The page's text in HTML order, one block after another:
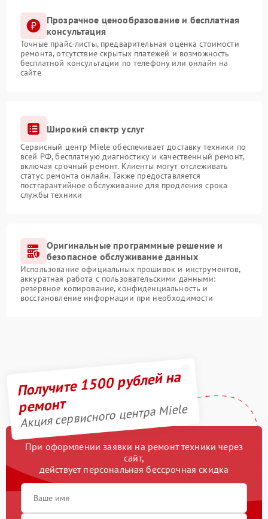
Прозрачное ценообразование и бесплатная
консультация
Точные прайс-листы, предварительная оценка стоимости
ремонта, отсутствие скрытых платежей и возможность
бесплатной консультации по телефону или онлайн на
сайте
Широкий спектр услуг
Сервисный центр Miele обеспечивает доставку техники по
всей РФ, бесплатную диагностику и качественный ремонт,
включая срочный ремонт. Клиенты могут отслеживать
статус ремонта онлайн. Также предоставляется
постгарантийное обслуживание для продления срока
службы техники
Оригинальные программные решение и
безопасное обслуживание данных
Использование официальных прошивок и инструментов,
аккуратная работа с пользовательскими данными:
резервное копирование, конфиденциальность и
восстановление информации при необходимости
Получите 1500 рублей на
ремонт
Акция сервисного центра Miele
При оформлении заявки на ремонт техники через
сайт,
действует персональная бессрочная скидка